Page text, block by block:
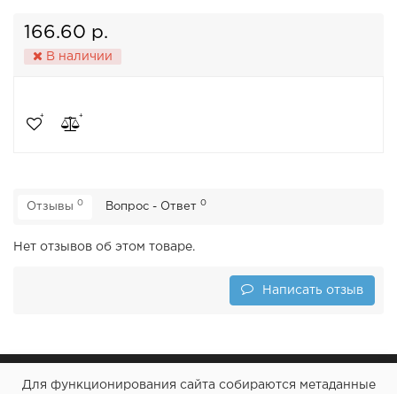
166.60 р.
В наличии
Отзывы 0 Вопрос - Ответ 0
Нет отзывов об этом товаре.
Написать отзыв
Для функционирования сайта собираются метаданные